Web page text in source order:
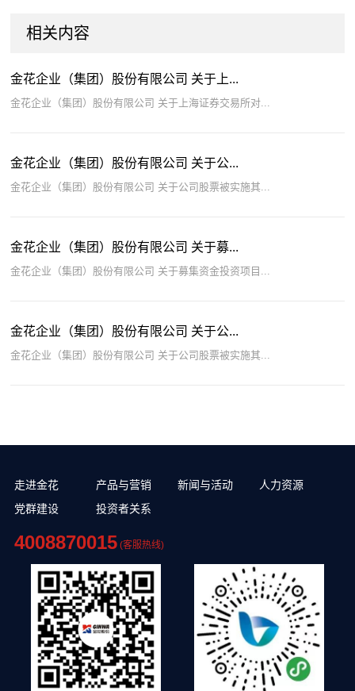
相关内容
金花企业（集团）股份有限公司 关于上...
金花企业（集团）股份有限公司 关于上海证券交易所对...
金花企业（集团）股份有限公司 关于公...
金花企业（集团）股份有限公司 关于公司股票被实施其...
金花企业（集团）股份有限公司 关于募...
金花企业（集团）股份有限公司 关于募集资金投资项目...
金花企业（集团）股份有限公司 关于公...
金花企业（集团）股份有限公司 关于公司股票被实施其...
走进金花 产品与营销 新闻与活动
人力资源
党群建设
投资者关系
4008870015 (客服热线)